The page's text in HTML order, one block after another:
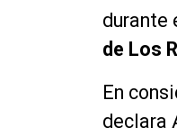
durante
de Los
En
declara